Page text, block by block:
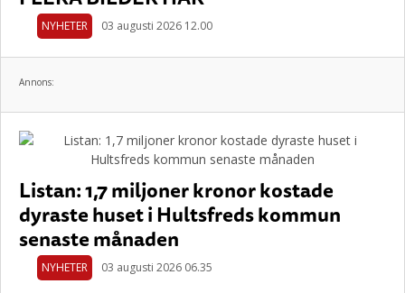
NYHETER 03 augusti 2026 12.00
Annons:
Listan: 1,7 miljoner kronor kostade
dyraste huset i Hultsfreds kommun
senaste månaden
NYHETER 03 augusti 2026 06.35